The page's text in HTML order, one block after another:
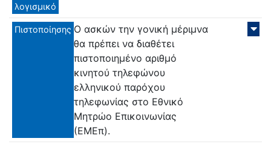
λογισμικό
Πιστοποίησης O ασκών την γονική μέριμνα
θα πρέπει να διαθέτει
πιστοποιημένο αριθμό
κινητού τηλεφώνου
ελληνικού παρόχου
τηλεφωνίας στο Εθνικό
Μητρώο Επικοινωνίας
(ΕΜΕπ).